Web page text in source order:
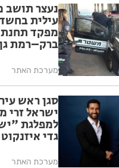
נעצר תושב
עילית
מפקד תחנת
ברק–רמת
מערכת האתר
סגן ראש
ישראל זרי
למפלגת
גדי איזנקוט
מערכת האתר